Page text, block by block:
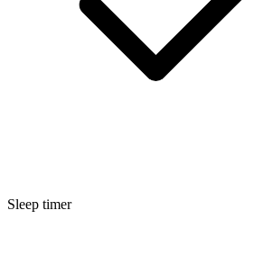
Sleep timer